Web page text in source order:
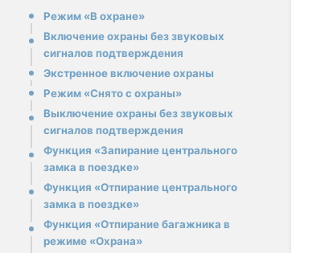
Режим «В охране»
Включение охраны без звуковых
сигналов подтверждения
Экстренное включение охраны
Режим «Снято с охраны»
Выключение охраны без звуковых
сигналов подтверждения
Функция «Запирание центрального
замка в поездке»
Функция «Отпирание центрального
замка в поездке»
Функция «Отпирание багажника в
режиме «Охрана»